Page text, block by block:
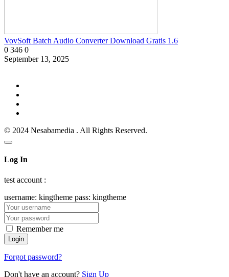
VovSoft Batch Audio Converter Download Gratis 1.6
0 346 0
September 13, 2025
© 2024 Nesabamedia . All Rights Reserved.
Log In
test account :
username: kingtheme pass: kingtheme
Remember me
Forgot password?
Don't have an account? Sign Up